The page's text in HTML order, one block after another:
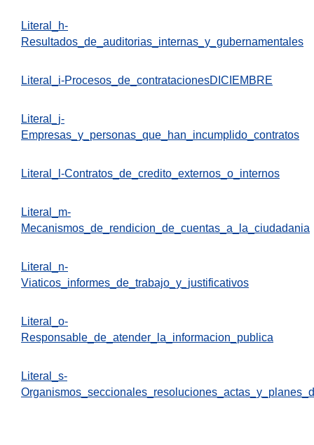
Literal_h-
Resultados_de_auditorias_internas_y_gubernamentales
Literal_i-Procesos_de_contratacionesDICIEMBRE
Literal_j-
Empresas_y_personas_que_han_incumplido_contratos
Literal_l-Contratos_de_credito_externos_o_internos
Literal_m-
Mecanismos_de_rendicion_de_cuentas_a_la_ciudadania
Literal_n-
Viaticos_informes_de_trabajo_y_justificativos
Literal_o-
Responsable_de_atender_la_informacion_publica
Literal_s-